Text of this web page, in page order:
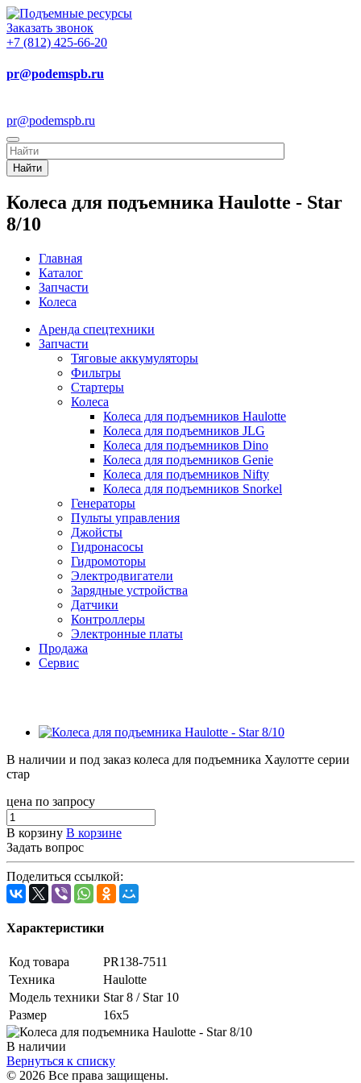
Заказать звонок
+7 (812) 425-66-20
pr@podemspb.ru
pr@podemspb.ru
Найти
Колеса для подъемника Haulotte - Star
8/10
Главная
Каталог
Запчасти
Колеса
Аренда спецтехники
Запчасти
Тяговые аккумуляторы
Фильтры
Стартеры
Колеса
Колеса для подъемников Haulotte
Колеса для подъемников JLG
Колеса для подъемников Dino
Колеса для подъемников Genie
Колеса для подъемников Nifty
Колеса для подъемников Snorkel
Генераторы
Пульты управления
Джойсты
Гидронасосы
Гидромоторы
Электродвигатели
Зарядные устройства
Датчики
Контроллеры
Электронные платы
Продажа
Сервис
В наличии и под заказ колеса для подъемника Хаулотте серии
стар
цена по запросу
В корзину В корзине
Задать вопрос
Поделиться ссылкой:
Характеристики
Код товара
PR138-7511
Техника
Haulotte
Модель техники Star 8 / Star 10
Размер
16х5
В наличии
Вернуться к списку
© 2026 Все права защищены.